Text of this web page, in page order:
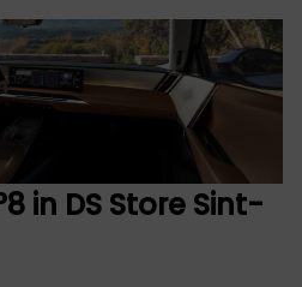
in DS Store Sint-